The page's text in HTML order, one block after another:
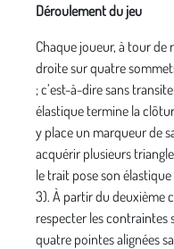
Déroulement du jeu
Chaque joueur, à tour de
droite sur quatre
; c’est-à-dire sans
élastique termine la
y place un marqueur de
acquérir plusieurs
le trait pose son
3). À partir du deuxième
respecter les contraintes
quatre pointes alignées